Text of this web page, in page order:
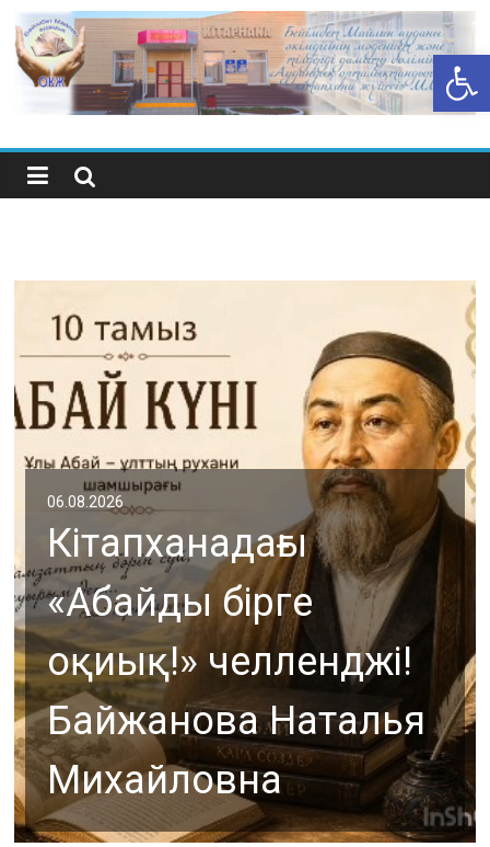
Open toolbar
06.08.2026
Кітапханадағы
«Абайды бірге
оқиық!» челленджі!
Байжанова Наталья
Михайловна